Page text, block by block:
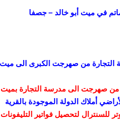
في ميت أبو خالد – جصفا
من صهرجت الكبرى الى ميت
صهرجت الى مدرسة التجارة بميت
أملاك الدولة الموجودة بالقرية
للسنترال لتحصيل فواتير